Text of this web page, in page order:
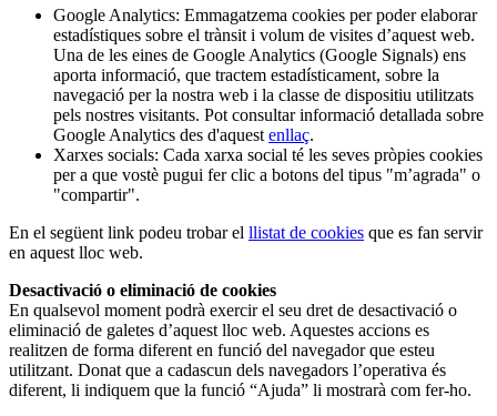
Google Analytics: Emmagatzema cookies per poder elaborar
estadístiques sobre el trànsit i volum de visites d’aquest web.
Una de les eines de Google Analytics (Google Signals) ens
aporta informació, que tractem estadísticament, sobre la
navegació per la nostra web i la classe de dispositiu utilitzats
pels nostres visitants. Pot consultar informació detallada sobre
Google Analytics des d'aquest enllaç.
Xarxes socials: Cada xarxa social té les seves pròpies cookies
per a que vostè pugui fer clic a botons del tipus "m’agrada" o
"compartir".
En el següent link podeu trobar el llistat de cookies que es fan servir
en aquest lloc web.
Desactivació o eliminació de cookies
En qualsevol moment podrà exercir el seu dret de desactivació o
eliminació de galetes d’aquest lloc web. Aquestes accions es
realitzen de forma diferent en funció del navegador que esteu
utilitzant. Donat que a cadascun dels navegadors l’operativa és
diferent, li indiquem que la funció “Ajuda” li mostrarà com fer-ho.